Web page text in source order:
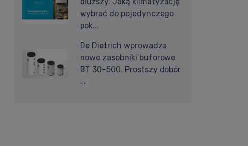
dłuższy. Jaką klimatyzację
wybrać do pojedynczego
pok...
De Dietrich wprowadza
nowe zasobniki buforowe
BT 30–500. Prostszy dobór
...